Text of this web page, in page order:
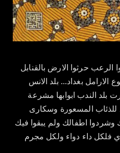
حرثوا الارض بالقنابل
بغداد… بلد الانس
بلد الندب ابوابها مشرعة
للذئاب المسعورة وسكارى
وشردوا اطفالك ولم يبقوا فيك
فلكل داء دواء ولكل مجرم